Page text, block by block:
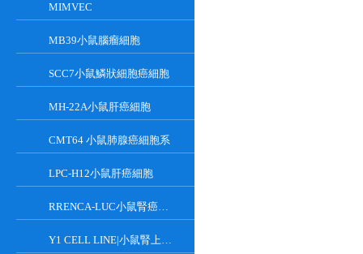
MIMVEC
MB39小鼠腦瘤細胞
SCC7小鼠鱗狀細胞癌細胞
MH-22A小鼠肝癌細胞
CMT64 小鼠肺腺癌細胞系
LPC-H12小鼠肝癌細胞
RRENCA-LUC小鼠腎癌細胞LUC轉染株
Y1 CELL LINE|小鼠腎上腺皮質瘤細胞